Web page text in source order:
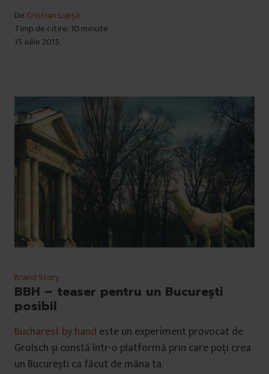
De Cristian Lupșa
Timp de citire: 10 minute
15 iulie 2015
Brand Story
BBH – teaser pentru un Bucureşti
posibil
Bucharest by hand este un experiment provocat de
Grolsch și constă într-o platformă prin care poți crea
un București ca făcut de mâna ta.